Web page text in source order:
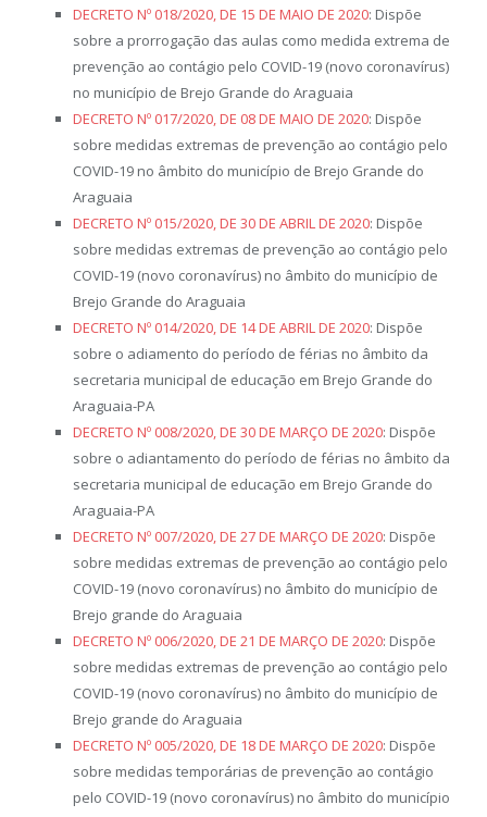
DECRETO Nº 018/2020, DE 15 DE MAIO DE 2020: Dispõe
sobre a prorrogação das aulas como medida extrema de
prevenção ao contágio pelo COVID-19 (novo coronavírus)
no município de Brejo Grande do Araguaia
DECRETO Nº 017/2020, DE 08 DE MAIO DE 2020: Dispõe
sobre medidas extremas de prevenção ao contágio pelo
COVID-19 no âmbito do município de Brejo Grande do
Araguaia
DECRETO Nº 015/2020, DE 30 DE ABRIL DE 2020: Dispõe
sobre medidas extremas de prevenção ao contágio pelo
COVID-19 (novo coronavírus) no âmbito do município de
Brejo Grande do Araguaia
DECRETO Nº 014/2020, DE 14 DE ABRIL DE 2020: Dispõe
sobre o adiamento do período de férias no âmbito da
secretaria municipal de educação em Brejo Grande do
Araguaia-PA
DECRETO Nº 008/2020, DE 30 DE MARÇO DE 2020: Dispõe
sobre o adiantamento do período de férias no âmbito da
secretaria municipal de educação em Brejo Grande do
Araguaia-PA
DECRETO Nº 007/2020, DE 27 DE MARÇO DE 2020: Dispõe
sobre medidas extremas de prevenção ao contágio pelo
COVID-19 (novo coronavírus) no âmbito do município de
Brejo grande do Araguaia
DECRETO Nº 006/2020, DE 21 DE MARÇO DE 2020: Dispõe
sobre medidas extremas de prevenção ao contágio pelo
COVID-19 (novo coronavírus) no âmbito do município de
Brejo grande do Araguaia
DECRETO Nº 005/2020, DE 18 DE MARÇO DE 2020: Dispõe
sobre medidas temporárias de prevenção ao contágio
pelo COVID-19 (novo coronavírus) no âmbito do município